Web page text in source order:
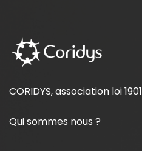
CORIDYS, association loi 1901
Qui sommes nous ?